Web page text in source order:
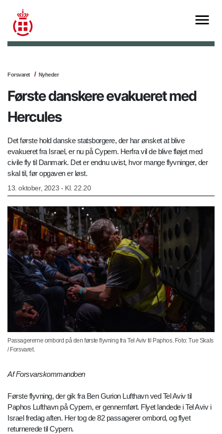
Forsvaret Nyheder
Første danskere evakueret med
Hercules
Det første hold danske statsborgere, der har ønsket at blive
evakueret fra Israel, er nu på Cypern. Herfra vil de blive fløjet med
civile fly til Danmark. Det er endnu uvist, hvor mange flyvninger, der
skal til, før opgaven er løst.
13. oktober, 2023 - Kl. 22.20
Passagererne ombord på den første flyvning fra Tel Aviv til Paphos. Foto: Tue Skals
/ Forsvaret.
Af Forsvarskommandoen
Første flyvning, der gik fra Ben Gurion Lufthavn ved Tel Aviv til
Paphos Lufthavn på Cypern, er gennemført. Flyet landede i Tel Aviv i
Israel fredag aften. Her tog de 82 passagerer ombord, og flyet
returnerede til Cypern.